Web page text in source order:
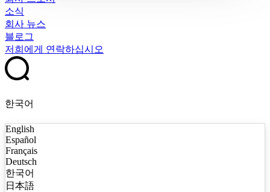
소식
회사 뉴스
블로그
저희에게 연락하십시오
한국어
English
Español
Français
Deutsch
한국어
日本語